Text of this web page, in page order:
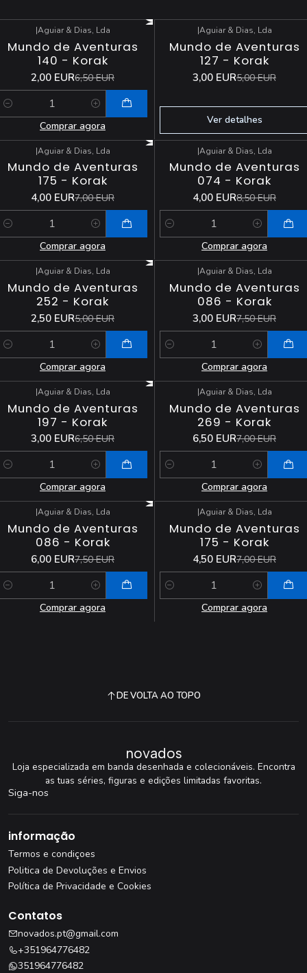
DESCONTO
|Aguiar & Dias, Lda
Mundo de Aventuras
140 - Korak
2,00 EUR6,50 EUR
Comprar agora
DESCONTO
Esgotado
|Aguiar & Dias, Lda
Mundo de Aventuras
127 - Korak
3,00 EUR5,00 EUR
Ver detalhes
DESCONTO
|Aguiar & Dias, Lda
Mundo de Aventuras
175 - Korak
4,00 EUR7,00 EUR
Comprar agora
DESCONTO
|Aguiar & Dias, Lda
Mundo de Aventuras
074 - Korak
4,00 EUR8,50 EUR
Quantidade
Comprar agora
DESCONTO
|Aguiar & Dias, Lda
Mundo de Aventuras
252 - Korak
2,50 EUR5,00 EUR
Comprar agora
DESCONTO
|Aguiar & Dias, Lda
Mundo de Aventuras
086 - Korak
3,00 EUR7,50 EUR
Quantidade
Comprar agora
DESCONTO
|Aguiar & Dias, Lda
Mundo de Aventuras
197 - Korak
3,00 EUR6,50 EUR
Comprar agora
DESCONTO
|Aguiar & Dias, Lda
Mundo de Aventuras
269 - Korak
6,50 EUR7,00 EUR
Quantidade
Comprar agora
DESCONTO
|Aguiar & Dias, Lda
Mundo de Aventuras
086 - Korak
6,00 EUR7,50 EUR
Comprar agora
DESCONTO
|Aguiar & Dias, Lda
Mundo de Aventuras
175 - Korak
4,50 EUR7,00 EUR
Quantidade
Comprar agora
DE VOLTA AO TOPO
novados
Loja especializada em banda desenhada e colecionáveis. Encontra
as tuas séries, figuras e edições limitadas favoritas.
Siga-nos
informação
Termos e condiçoes
Politica de Devoluções e Envios
Política de Privacidade e Cookies
Contatos
novados.pt@gmail.com
+351964776482
351964776482